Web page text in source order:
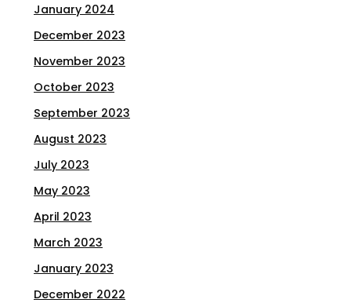
January 2024
December 2023
November 2023
October 2023
September 2023
August 2023
July 2023
May 2023
April 2023
March 2023
January 2023
December 2022